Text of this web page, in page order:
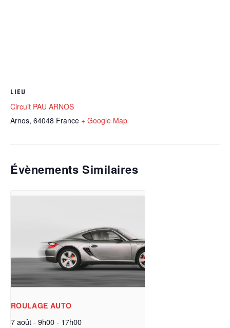
LIEU
Circuit PAU ARNOS
Arnos, 64048 France + Google Map
Évènements Similaires
ROULAGE AUTO
7 août - 9h00- 17h00